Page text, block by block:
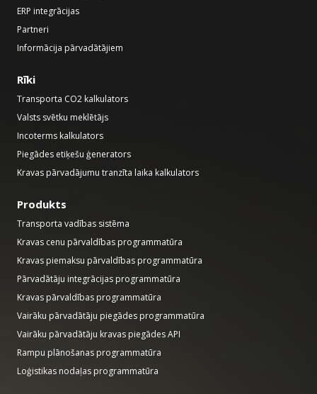
ERP integrācijas
Partneri
Informācija pārvadātājiem
Rīki
Transporta CO2 kalkulators
Valsts svētku meklētājs
Incoterms kalkulators
Piegādes etiķešu ģenerators
Kravas pārvadājumu tranzīta laika kalkulators
Produkts
Transporta vadības sistēma
Kravas cenu pārvaldības programmatūra
Kravas piemaksu pārvaldības programmatūra
Pārvadātāju integrācijas programmatūra
Kravas pārvaldības programmatūra
Vairāku pārvadātāju piegādes programmatūra
Vairāku pārvadātāju kravas piegādes API
Rampu plānošanas programmatūra
Loģistikas nodaļas programmatūra